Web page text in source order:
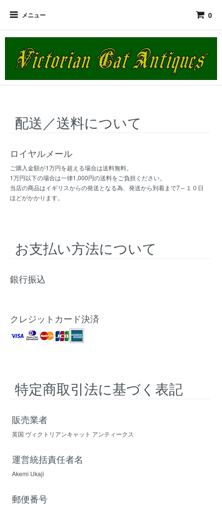
メニュー 0
配送／送料について
ロイヤルメール
ご購入金額が1万円を超える場合は送料無料。
1万円以下の場合は一律1,000円の送料をご負担ください。
当店の商品はイギリスからの発送となる為、発送から到着まで7～１０日
ほどがかかります。
お支払い方法について
銀行振込
クレジットカード決済
特定商取引法に基づく表記
販売業者
英国 ヴィクトリアンキャット アンティークス
運営統括責任者名
Akemi Ukaji
郵便番号